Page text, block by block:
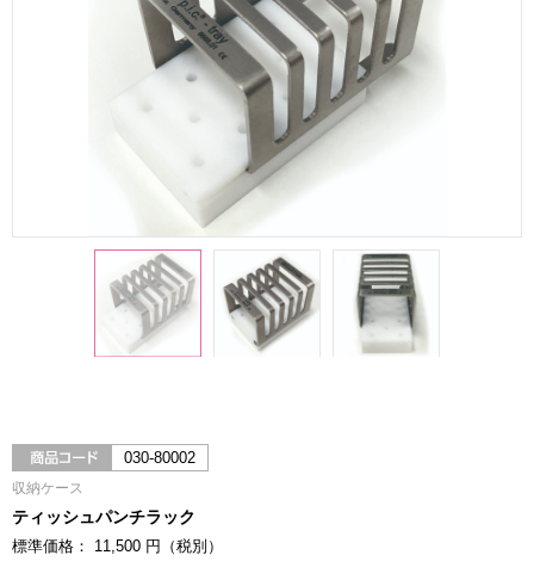
030-80002
収納ケース
ティッシュパンチラック
標準価格： 11,500 円（税別）